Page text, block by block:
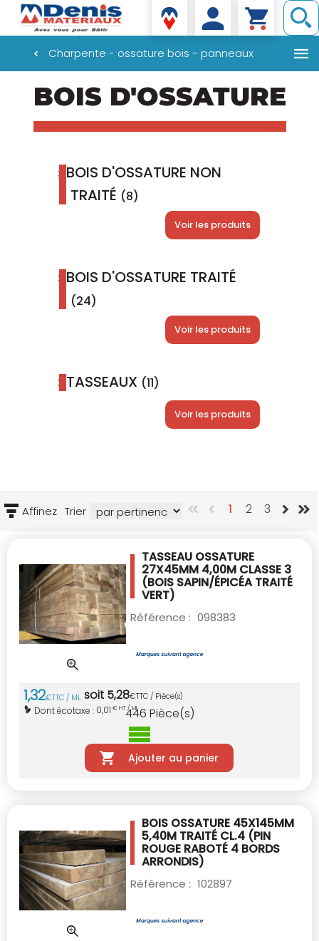
contenu
Denis matériaux
Charpente - ossature bois - panneaux
BOIS D'OSSATURE
BOIS D'OSSATURE NON
TRAITÉ (8)
Voir les produits
BOIS D'OSSATURE TRAITÉ
(24)
Voir les produits
TASSEAUX (11)
Voir les produits
Affinez Trier 1 2 3
TASSEAU OSSATURE
27X45MM 4,00M CLASSE 3
(BOIS SAPIN/ÉPICÉA TRAITÉ
VERT)
Référence : 098383
1,32€TTC / ML soit 5,28€TTC / Pièce(s)
Dont écotaxe : 0,01 € HT / ML
446 Pièce(s)
Ajouter au panier
BOIS OSSATURE 45X145MM
5,40M TRAITÉ CL.4 (PIN
ROUGE RABOTÉ 4 BORDS
ARRONDIS)
Référence : 102897